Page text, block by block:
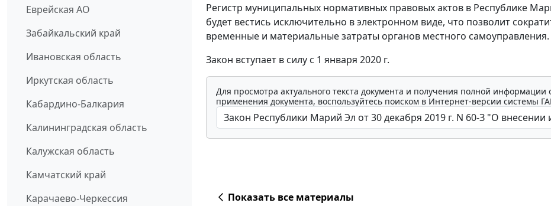
Еврейская АО
Забайкальский край
Ивановская область
Иркутская область
Кабардино-Балкария
Калининградская область
Калужская область
Камчатский край
Карачаево-Черкессия
Регистр муниципальных нормативных правовых актов в Республике
будет вестись исключительно в электронном виде, что позволит
временные и материальные затраты органов местного самоуправления.
Закон вступает в силу с 1 января 2020 г.
Для просмотра актуального текста документа и получения полной
применения документа, воспользуйтесь поиском в Интернет-версии системы
Показать все материалы